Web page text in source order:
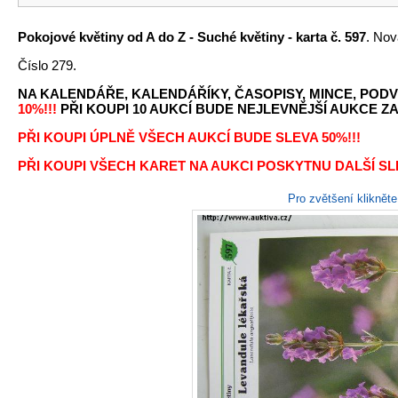
Pokojové květiny od A do Z - Suché květiny - karta č. 597.
Číslo 279.
NA KALENDÁŘE, KALENDÁŘÍKY, ČASOPISY, MINCE,
10%!!! PŘI KOUPI 10 AUKCÍ BUDE NEJLEVNĚJŠÍ AUKCE
PŘI KOUPI ÚPLNĚ VŠECH AUKCÍ BUDE SLEVA 50%!!!
PŘI KOUPI VŠECH KARET NA AUKCI POSKYTNU DALŠÍ
Pro zvětšení